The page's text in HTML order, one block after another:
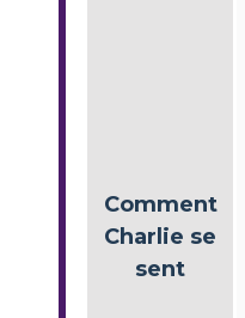
Comment
Charlie se
sent